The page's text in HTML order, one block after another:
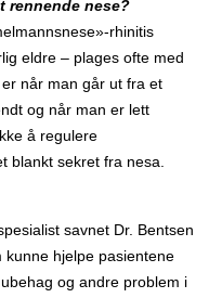
rennende nese?
rhinitis
eldre – plages ofte med
når man går ut fra et
og når man er lett
å regulere
blankt sekret fra nesa.
savnet Dr. Bentsen
hjelpe pasientene
og andre problem i